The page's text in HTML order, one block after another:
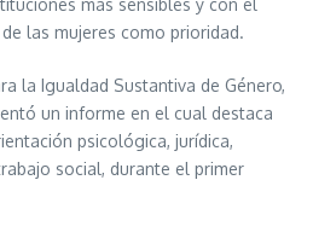
más sensibles y con el
las mujeres como prioridad.
la Igualdad Sustantiva de Género,
un informe en el cual destaca
psicológica, jurídica,
social, durante el primer